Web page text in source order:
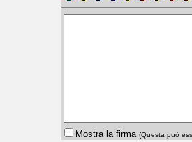
Mostra la firma (Questa può